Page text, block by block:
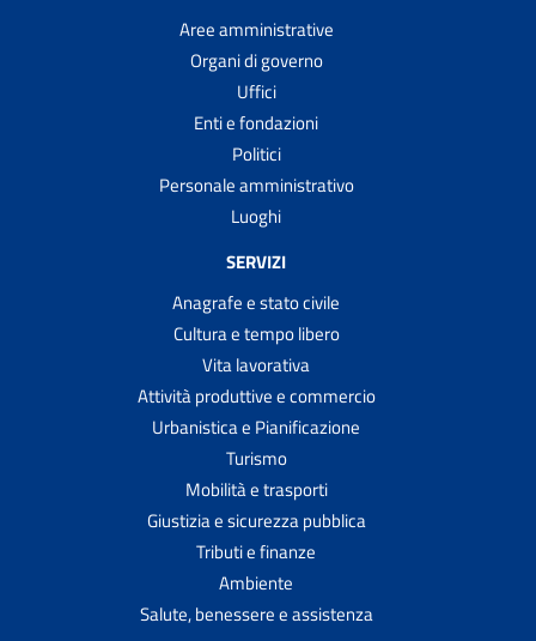
Aree amministrative
Organi di governo
Uffici
Enti e fondazioni
Politici
Personale amministrativo
Luoghi
SERVIZI
Anagrafe e stato civile
Cultura e tempo libero
Vita lavorativa
Attività produttive e commercio
Urbanistica e Pianificazione
Turismo
Mobilità e trasporti
Giustizia e sicurezza pubblica
Tributi e finanze
Ambiente
Salute, benessere e assistenza